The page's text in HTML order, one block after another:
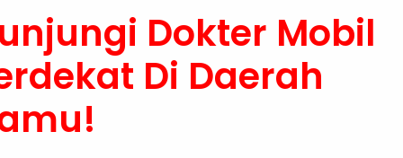
Dokter Mobil
Di Daerah